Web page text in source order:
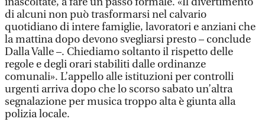
di alcuni non può trasformarsi nel calvario
quotidiano di intere famiglie, lavoratori e anziani che
la mattina dopo devono svegliarsi presto – conclude
Dalla Valle –. Chiediamo soltanto il rispetto delle
regole e degli orari stabiliti dalle ordinanze
comunali». L’appello alle istituzioni per controlli
urgenti arriva dopo che lo scorso sabato un’altra
segnalazione per musica troppo alta è giunta alla
polizia locale.